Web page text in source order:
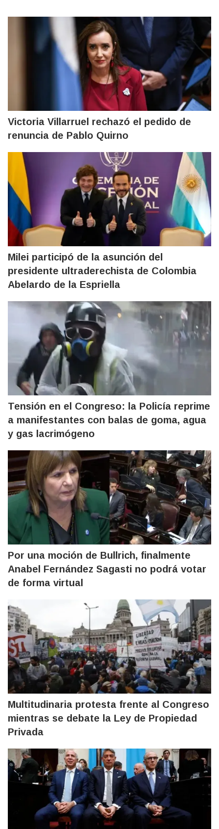
Victoria Villarruel rechazó el pedido de
renuncia de Pablo Quirno
Milei participó de la asunción del
presidente ultraderechista de Colombia
Abelardo de la Espriella
Tensión en el Congreso: la Policía reprime
a manifestantes con balas de goma, agua
y gas lacrimógeno
Por una moción de Bullrich, finalmente
Anabel Fernández Sagasti no podrá votar
de forma virtual
Multitudinaria protesta frente al Congreso
mientras se debate la Ley de Propiedad
Privada